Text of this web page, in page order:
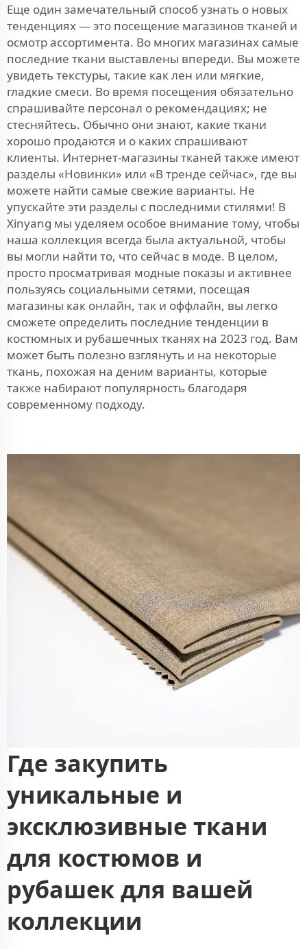
Еще один замечательный способ узнать о новых
тенденциях — это посещение магазинов тканей и
осмотр ассортимента. Во многих магазинах самые
последние ткани выставлены впереди. Вы можете
увидеть текстуры, такие как лен или мягкие,
гладкие смеси. Во время посещения обязательно
спрашивайте персонал о рекомендациях; не
стесняйтесь. Обычно они знают, какие ткани
хорошо продаются и о каких спрашивают
клиенты. Интернет-магазины тканей также имеют
разделы «Новинки» или «В тренде сейчас», где вы
можете найти самые свежие варианты. Не
упускайте эти разделы с последними стилями! В
Xinyang мы уделяем особое внимание тому, чтобы
наша коллекция всегда была актуальной, чтобы
вы могли найти то, что сейчас в моде. В целом,
просто просматривая модные показы и активнее
пользуясь социальными сетями, посещая
магазины как онлайн, так и оффлайн, вы легко
сможете определить последние тенденции в
костюмных и рубашечных тканях на 2023 год. Вам
может быть полезно взглянуть и на некоторые
ткань, похожая на деним варианты, которые
также набирают популярность благодаря
современному подходу.
Где закупить
уникальные и
эксклюзивные ткани
для костюмов и
рубашек для вашей
коллекции